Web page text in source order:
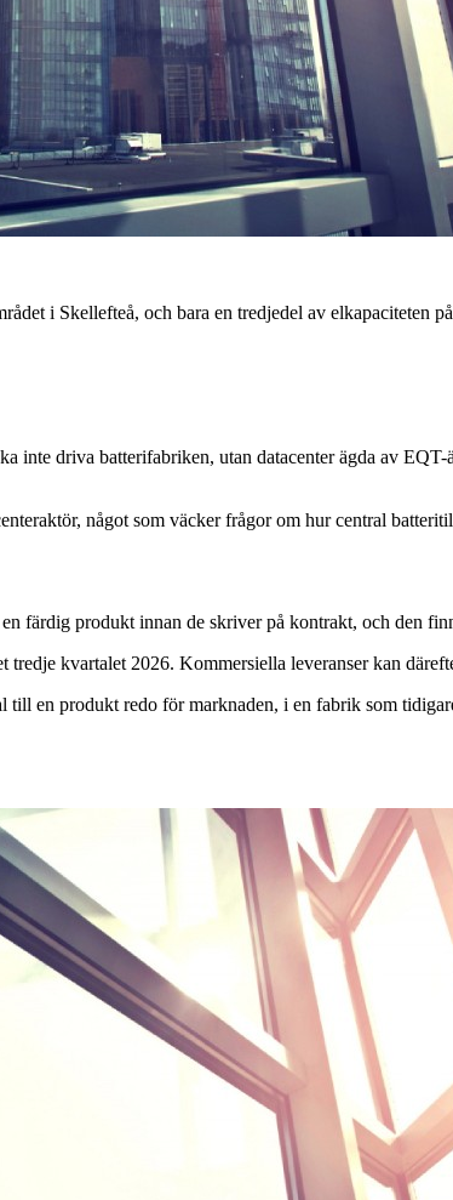
i Skellefteå, och bara en tredjedel av elkapaciteten
inte driva batterifabriken, utan datacenter ägda av
något som väcker frågor om hur central
färdig produkt innan de skriver på kontrakt, och den
kvartalet 2026. Kommersiella leveranser kan
en produkt redo för marknaden, i en fabrik som